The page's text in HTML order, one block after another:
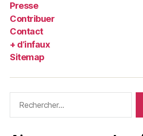
Presse
Contribuer
Contact
+ d’infaux
Sitemap